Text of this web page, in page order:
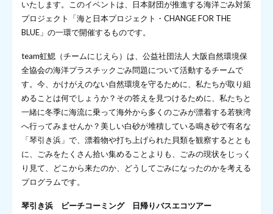
いたします。このイベントは、日本財団が推進する海洋ごみ対策
プロジェクト「海と日本プロジェクト・CHANGE FOR THE
BLUE」の一環で開催するものです。
team虹鰓（チームにじえら）は、公益社団法人 大阪自然環境保
全協会の海洋プラスチックごみ問題について活動するチームで
す。今、かけがえのない自然環境を守るために、私たちが取り組
めることは何でしょうか？その答えを見つけるために、私たちと
一緒に冬季に海流に乗って海外から多くのごみが漂着する若狭湾
へ行ってみませんか？美しい白砂が堆積している鳴き砂で有名な
「琴引き浜」で、漂着物や打ち上げられた貝類を観察するととも
に、ごみをたくさん拾い集めることよりも、ごみの現状をじっく
り見て、どこから来たのか、どうしてごみになったのかを考える
プログラムです。
琴引き浜 ビーチコーミング 日帰りバスエコツアー